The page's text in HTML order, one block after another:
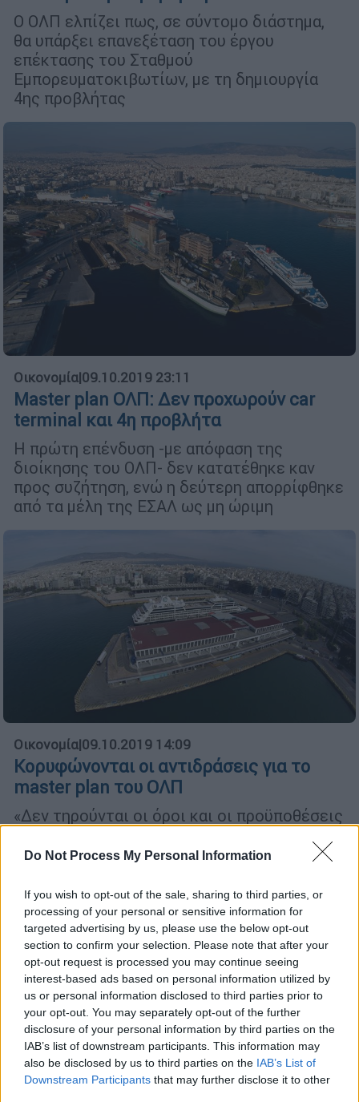
Do Not Process My Personal Information
If you wish to opt-out of the sale, sharing to third parties, or
processing of your personal or sensitive information for
targeted advertising by us, please use the below opt-out
section to confirm your selection. Please note that after your
opt-out request is processed you may continue seeing
interest-based ads based on personal information utilized by
us or personal information disclosed to third parties prior to
your opt-out. You may separately opt-out of the further
disclosure of your personal information by third parties on the
IAB’s list of downstream participants. This information may
also be disclosed by us to third parties on the IAB’s List of
Downstream Participants that may further disclose it to other
Ο ΟΛΠ ελπίζει πως, σε σύντομο διάστημα,
θα υπάρξει επανεξέταση του έργου
επέκτασης του Σταθμού
Εμπορευματοκιβωτίων, με τη δημιουργία
4ης προβλήτας
Οικονομία|09.10.2019 23:11
Master plan ΟΛΠ: Δεν προχωρούν car
terminal και 4η προβλήτα
Η πρώτη επένδυση -με απόφαση της
διοίκησης του ΟΛΠ- δεν κατατέθηκε καν
προς συζήτηση, ενώ η δεύτερη απορρίφθηκε
από τα μέλη της ΕΣΑΛ ως μη ώριμη
Οικονομία|09.10.2019 14:09
Κορυφώνονται οι αντιδράσεις για το
master plan του ΟΛΠ
«Δεν τηρούνται οι όροι και οι προϋποθέσεις
τονίζει το τμήμα ναυτιλίας του ΣΥΡΙΖΑ